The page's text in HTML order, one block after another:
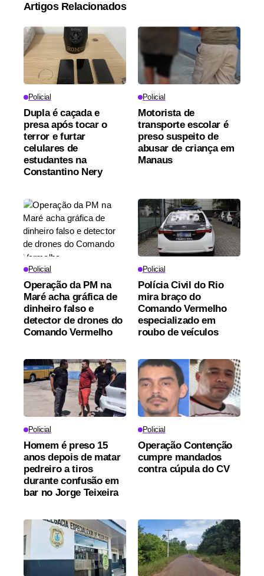
Artigos Relacionados
Policial
Dupla é caçada e
presa após tocar o
terror e furtar
celulares de
estudantes na
Constantino Nery
Policial
Motorista de
transporte escolar é
preso suspeito de
abusar de criança em
Manaus
Policial
Operação da PM na
Maré acha gráfica de
dinheiro falso e
detector de drones do
Comando Vermelho
Policial
Polícia Civil do Rio
mira braço do
Comando Vermelho
especializado em
roubo de veículos
Policial
Homem é preso 15
anos depois de matar
pedreiro a tiros
durante confusão em
bar no Jorge Teixeira
Policial
Operação Contenção
cumpre mandados
contra cúpula do CV